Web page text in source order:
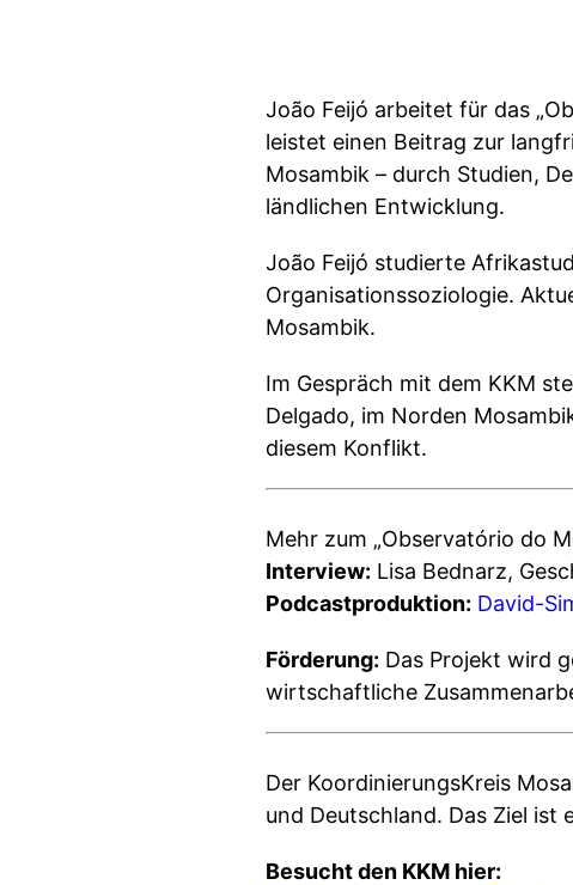
João Feijó arbeitet für das
leistet einen Beitrag zur
Mosambik – durch Studien,
ländlichen Entwicklung.
João Feijó studierte
Organisationssoziologie.
Mosambik.
Im Gespräch mit dem KKM
Delgado, im Norden
diesem Konflikt.
Mehr zum „Observatório do
Interview: Lisa Bednarz,
Podcastproduktion: David-
Förderung: Das Projekt wird
wirtschaftliche
Der KoordinierungsKreis
und Deutschland. Das Ziel ist
Besucht den KKM hier: